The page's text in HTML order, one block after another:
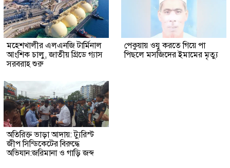
মহেশখালীর এলএনজি টার্মিনাল
আংশিক চালু, জাতীয় গ্রিডে গ্যাস
সরবরাহ শুরু
পেকুয়ায় ওযু করতে গিয়ে পা
পিছলে মসজিদের ইমামের মৃত্যু
অতিরিক্ত ভাড়া আদায়: ট্যুরিস্ট
জীপ সিন্ডিকেটের বিরুদ্ধে
অভিযান:জরিমানা ও গাড়ি জব্দ